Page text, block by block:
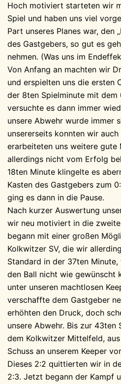
Hoch motiviert starteten wir
Spiel und haben uns viel
Part unseres Planes war, den
des Gastgebers, so gut es
nehmen. (Was uns im
Von Anfang an machten wir
und erspielten uns die ersten
der 8ten Spielminute mit dem
versuchte es dann immer
unsere Abwehr wurde immer
unsererseits konnten wir
erarbeiteten uns weitere gute
allerdings nicht vom Erfolg
18ten Minute klingelte es
Kasten des Gastgebers zum
ging es dann in die Pause.
Nach kurzer Auswertung
wir neu motiviert in die
begann mit einer großen
Kolkwitzer SV, die wir
Standard in der 37ten
den Ball nicht wie gewünscht
unter unseren machtlosen
verschaffte dem Gastgeber
erhöhten den Druck, doch
unsere Abwehr. Bis zur 43ten
dem Kolkwitzer Mittelfeld,
Schuss an unserem Keeper
Dieses 2:2 quittierten wir in
2:3. Jetzt begann der Kampf